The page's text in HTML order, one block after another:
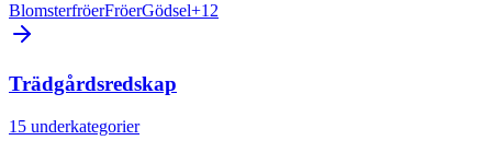
BlomsterfröerFröerGödsel+12
Trädgårdsredskap
15 underkategorier